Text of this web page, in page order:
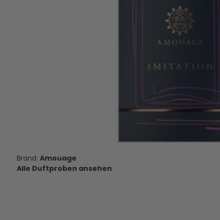
Parfum -
Amouage
Alle Duftproben ansehen